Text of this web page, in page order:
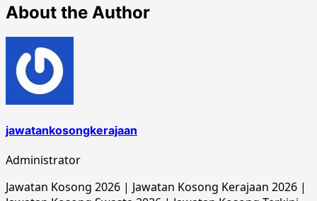
About the Author
jawatankosongkerajaan
Administrator
Jawatan Kosong 2026 | Jawatan Kosong Kerajaan 2026 |